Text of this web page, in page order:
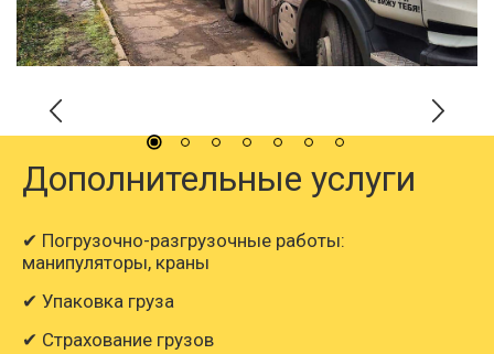
Дополнительные услуги
✔ Погрузочно-разгрузочные работы:
манипуляторы, краны
✔ Упаковка груза
✔ Страхование грузов